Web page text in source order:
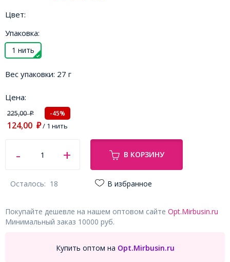
Цвет:
Упаковка:
1 нить
Вес упаковки: 27 г
Цена:
225,00₽ -45%
124,00 ₽/ 1 нить
В КОРЗИНУ
Осталось: 18 В избранное
Покупайте дешевле на нашем оптовом сайте Opt.Mirbusin.ru
Минимальный заказ 10000 руб.
Купить оптом на Opt.Mirbusin.ru